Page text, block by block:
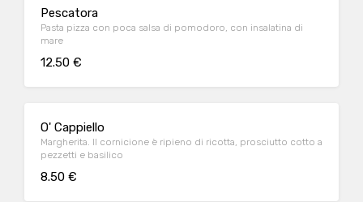
Pescatora
Pasta pizza con poca salsa di pomodoro, con insalatina di
mare
12.50 €
O' Cappiello
Margherita. Il cornicione è ripieno di ricotta, prosciutto cotto a
pezzetti e basilico
8.50 €